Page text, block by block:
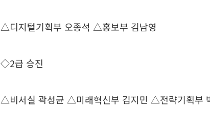
△디지털기획부 오종석 △홍보부 김남영
◇2급 승진
△비서실 곽성균 △미래혁신부 김지민 △전략기획부